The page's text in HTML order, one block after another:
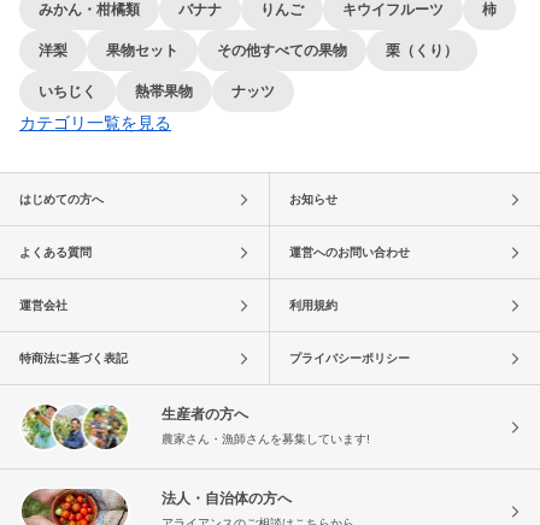
みかん・柑橘類 バナナ りんご キウイフルーツ 柿
洋梨 果物セット その他すべての果物 栗（くり）
いちじく 熱帯果物 ナッツ
カテゴリ一覧を見る
はじめての方へ お知らせ
よくある質問 運営へのお問い合わせ
運営会社 利用規約
特商法に基づく表記 プライバシーポリシー
生産者の方へ
農家さん・漁師さんを募集しています!
法人・自治体の方へ